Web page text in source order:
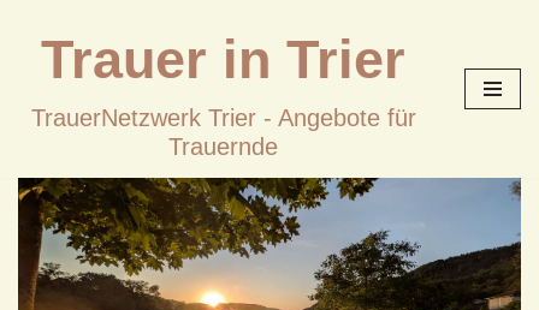
springen
Trauer in Trier
TrauerNetzwerk Trier - Angebote für
Trauernde